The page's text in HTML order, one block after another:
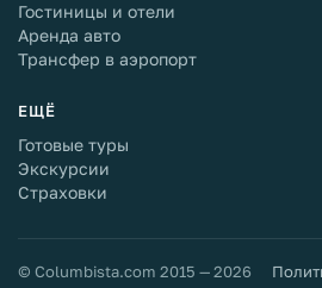
Гостиницы и отели
Аренда авто
Трансфер в аэропорт
ЕЩЁ
Готовые туры
Экскурсии
Страховки
© Columbista.com 2015 — 2026